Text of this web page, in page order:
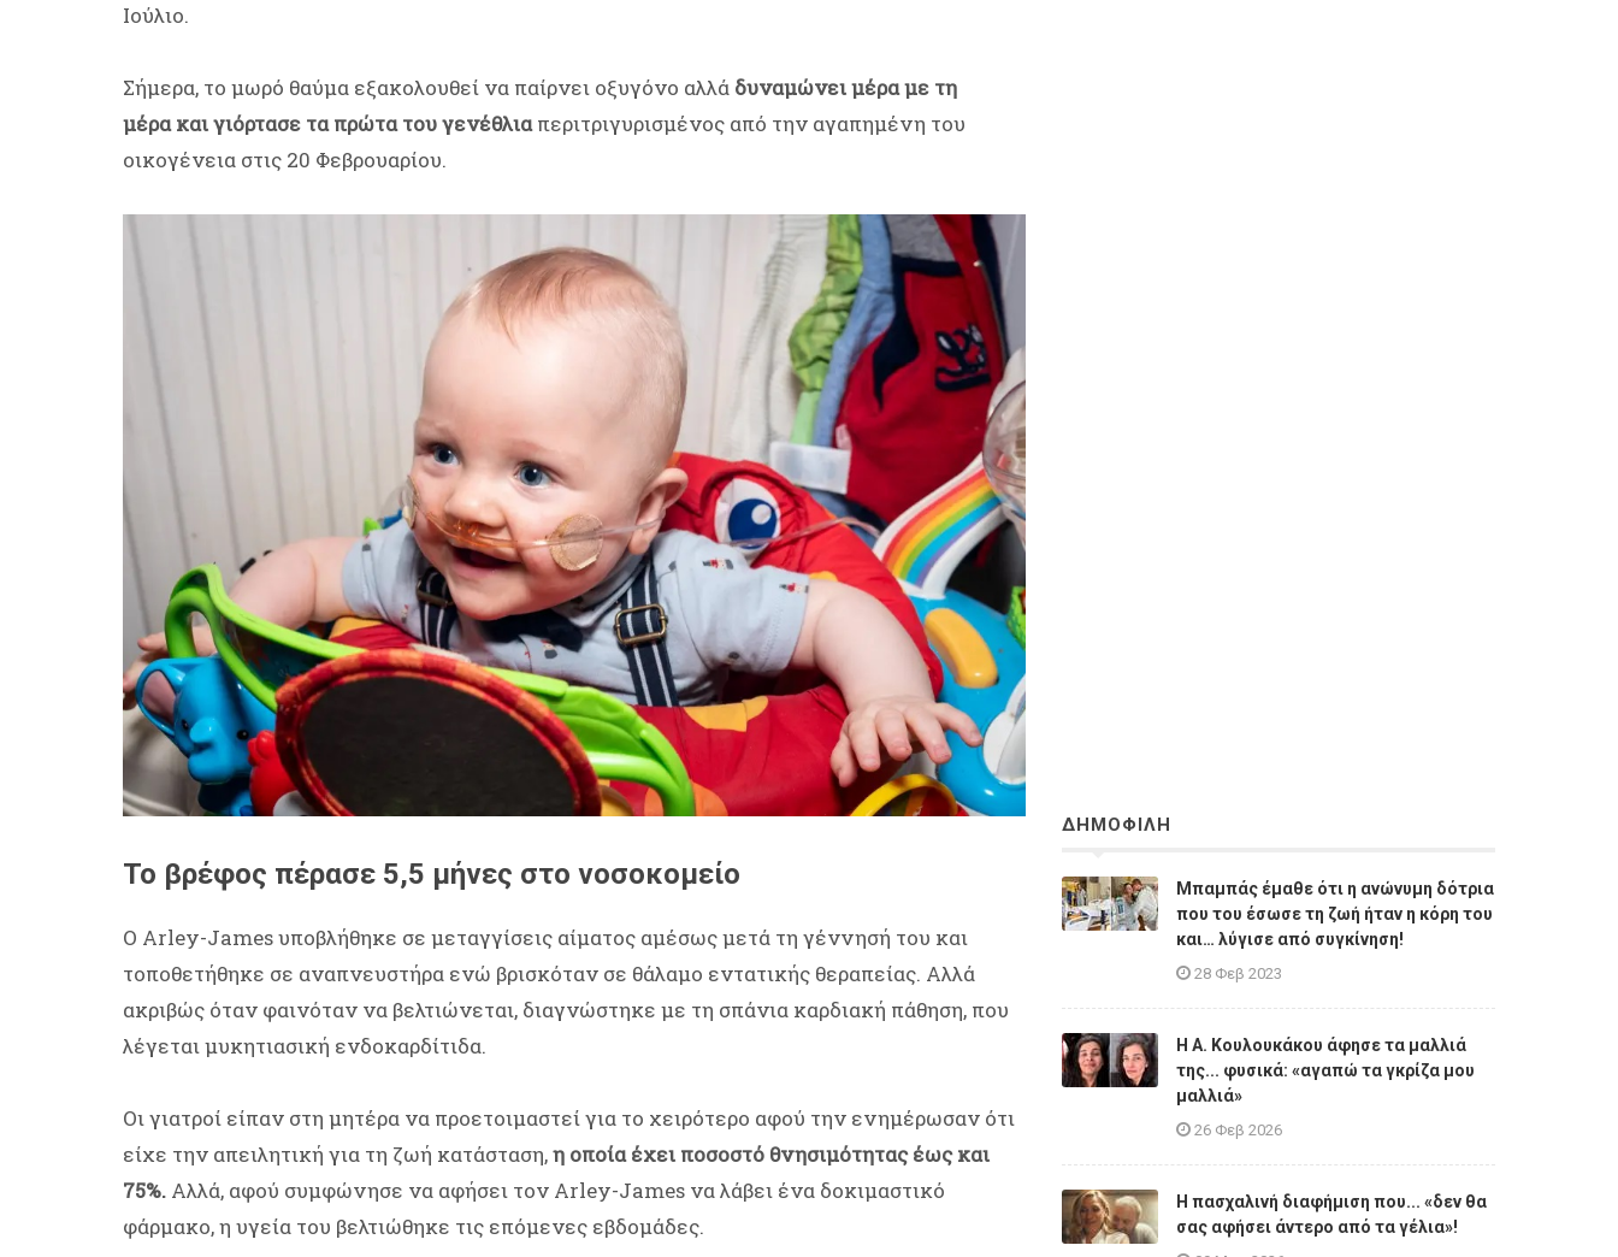
Ιούλιο.
Σήμερα, το μωρό θαύμα εξακολουθεί να παίρνει οξυγόνο αλλά δυναμώνει μέρα με τη
μέρα και γιόρτασε τα πρώτα του γενέθλιαπεριτριγυρισμένος από την αγαπημένη του
οικογένεια στις 20 Φεβρουαρίου.
Το βρέφος πέρασε 5,5 μήνες στο νοσοκομείο
Ο Arley-James υποβλήθηκε σε μεταγγίσεις αίματος αμέσως μετά τη γέννησή του και
τοποθετήθηκε σε αναπνευστήρα ενώ βρισκόταν σε θάλαμο εντατικής θεραπείας. Αλλά
ακριβώς όταν φαινόταν να βελτιώνεται, διαγνώστηκε με τη σπάνια καρδιακή πάθηση, που
λέγεται μυκητιασική ενδοκαρδίτιδα.
Οι γιατροί είπαν στη μητέρα να προετοιμαστεί για το χειρότερο αφού την ενημέρωσαν ότι
είχε την απειλητική για τη ζωή κατάσταση,η οποία έχει ποσοστό θνησιμότητας έως και
75%. Αλλά, αφού συμφώνησε να αφήσει τον Arley-James να λάβει ένα δοκιμαστικό
φάρμακο, η υγεία του βελτιώθηκε τις επόμενες εβδομάδες.
ΔΗΜΟΦΙΛΗ
Μπαμπάς έμαθε ότι η ανώνυμη δότρια
που του έσωσε τη ζωή ήταν η κόρη του
και… λύγισε από συγκίνηση!
28 Φεβ 2023
Η A. Κουλουκάκου άφησε τα μαλλιά
της... φυσικά: «αγαπώ τα γκρίζα μου
μαλλιά»
26 Φεβ 2026
Η πασχαλινή διαφήμιση που... «δεν θα
σας αφήσει άντερο από τα γέλια»!